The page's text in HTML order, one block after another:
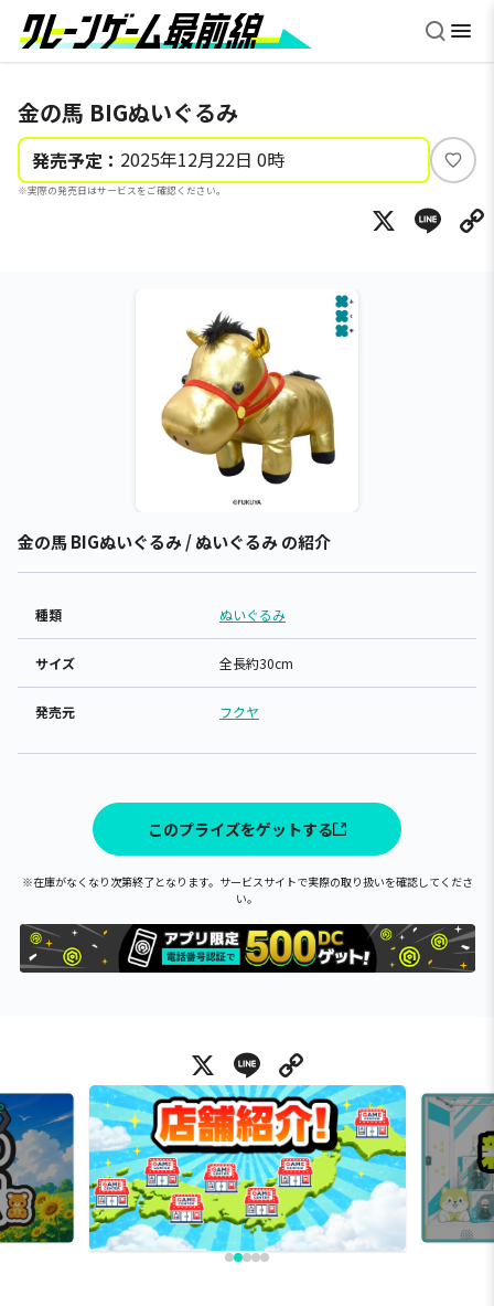
金の馬 BIGぬいぐるみ
発売予定： 2025年12月22日 0時
※実際の発売日はサービスをご確認ください。
い
ね
X
金の馬 BIGぬいぐるみ / ぬいぐるみ の紹介
種類 ぬいぐるみ
サイズ 全長約30cm
発売元 フクヤ
このプライズをゲットする
※在庫がなくなり次第終了となります。サービスサイトで実際の取り扱いを確認してくださ
い。
X Line